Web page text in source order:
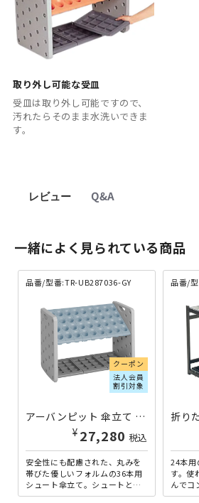
取り外し可能な受皿
受皿は取り外し可能ですので、
汚れたらそのまま水洗いできま
す。
レビュー Q&A
一緒によく見られている商品
品番/型番:TR-UB287036-GY
クーポン
法人会員
割引対象
アーバンピット 傘立て 36本用 W710×D362×H496 グレー TR-UB287036-GY | 163516
¥ 27,280 税込
安全性にも配慮された、丸みを
帯びた優しいフォルムの36本用
シュート傘立て。シュートと受
皿が樹脂製なので、錆びること
品番/
24本用
す。使
んでコ
ので、